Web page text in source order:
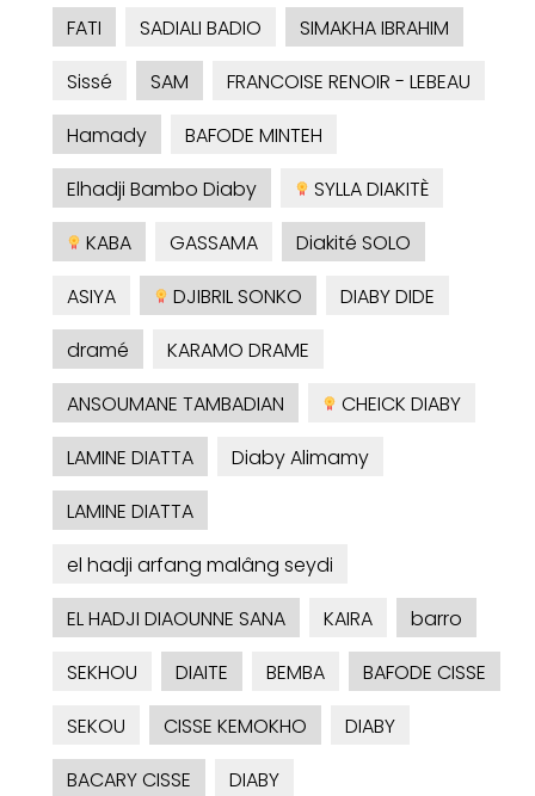
FATI
SADIALI BADIO
SIMAKHA IBRAHIM
Sissé
SAM
FRANCOISE RENOIR - LEBEAU
Hamady
BAFODE MINTEH
Elhadji Bambo Diaby
SYLLA DIAKITÈ
KABA
GASSAMA
Diakité SOLO
ASIYA
DJIBRIL SONKO
DIABY DIDE
dramé
KARAMO DRAME
ANSOUMANE TAMBADIAN
CHEICK DIABY
LAMINE DIATTA
Diaby Alimamy
LAMINE DIATTA
el hadji arfang malâng seydi
EL HADJI DIAOUNNE SANA
KAIRA
barro
SEKHOU
DIAITE BEMBA
BAFODE CISSE
SEKOU
CISSE KEMOKHO
DIABY
BACARY CISSE
DIABY